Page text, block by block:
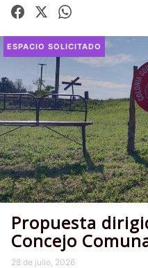
ESPACIO SOLICITADO
Propuesta
Concejo
28 de julio, 2026